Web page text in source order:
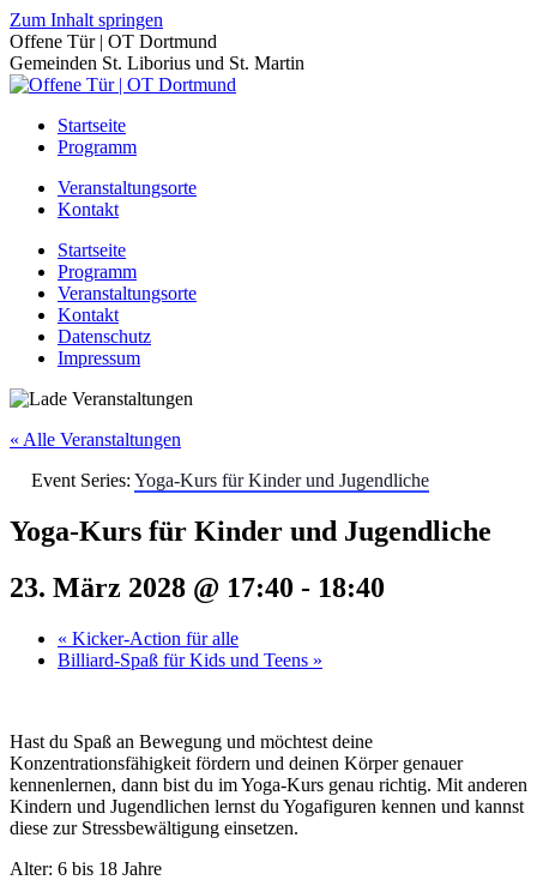
Zum Inhalt springen
Offene Tür | OT Dortmund
Gemeinden St. Liborius und St. Martin
Startseite
Programm
Veranstaltungsorte
Kontakt
Startseite
Programm
Veranstaltungsorte
Kontakt
Datenschutz
Impressum
« Alle Veranstaltungen
Event Series: Yoga-Kurs für Kinder und Jugendliche
Yoga-Kurs für Kinder und Jugendliche
23. März 2028 @ 17:40 - 18:40
« Kicker-Action für alle
Billiard-Spaß für Kids und Teens »
Hast du Spaß an Bewegung und möchtest deine
Konzentrationsfähigkeit fördern und deinen Körper genauer
kennenlernen, dann bist du im Yoga-Kurs genau richtig. Mit anderen
Kindern und Jugendlichen lernst du Yogafiguren kennen und kannst
diese zur Stressbewältigung einsetzen.
Alter: 6 bis 18 Jahre